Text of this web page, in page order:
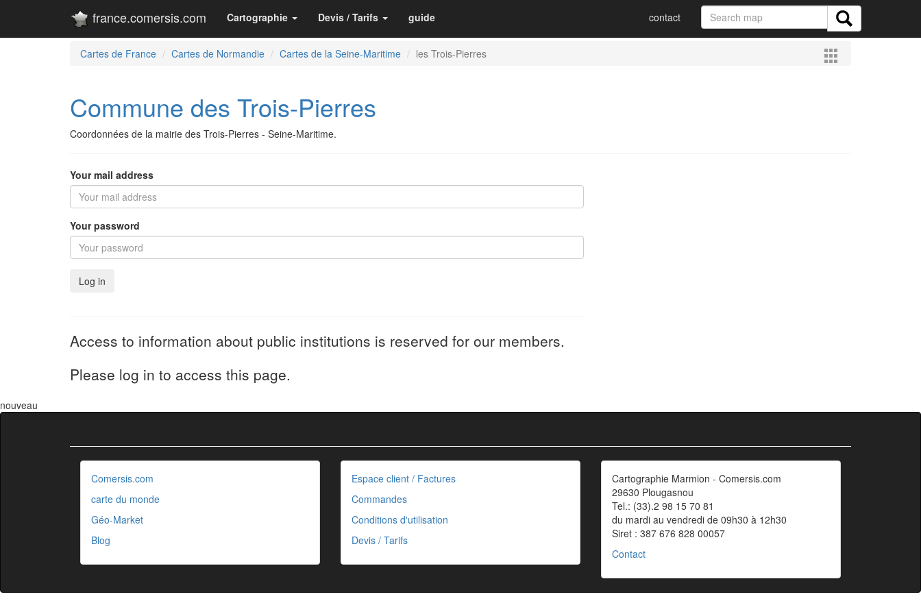
france.comersis.com Cartographie Devis / Tarifs guide contact
Cartes de France Cartes de Normandie Cartes de la Seine-Maritime les Trois-Pierres
Commune des Trois-Pierres
Coordonnées de la mairie des Trois-Pierres - Seine-Maritime.
Your mail address
Your password
Access to information about public institutions is reserved for our members.
Please log in to access this page.
nouveau
Comersis.com
carte du monde
Géo-Market
Blog
Espace client / Factures
Commandes
Conditions d'utilisation
Devis / Tarifs
Cartographie Marmion - Comersis.com
29630 Plougasnou
Tel.: (33).2 98 15 70 81
du mardi au vendredi de 09h30 à 12h30
Siret : 387 676 828 00057
Contact